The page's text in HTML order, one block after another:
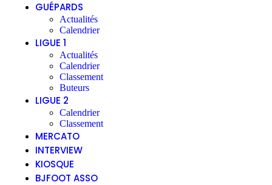
GUÉPARDS
Actualités
Calendrier
LIGUE 1
Actualités
Calendrier
Classement
Buteurs
LIGUE 2
Calendrier
Classement
MERCATO
INTERVIEW
KIOSQUE
BJFOOT ASSO